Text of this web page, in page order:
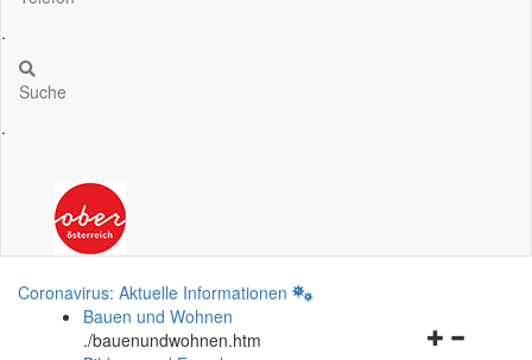
.
Suche
.
Coronavirus: Aktuelle Informationen
Bauen und Wohnen
./bauenundwohnen.htm